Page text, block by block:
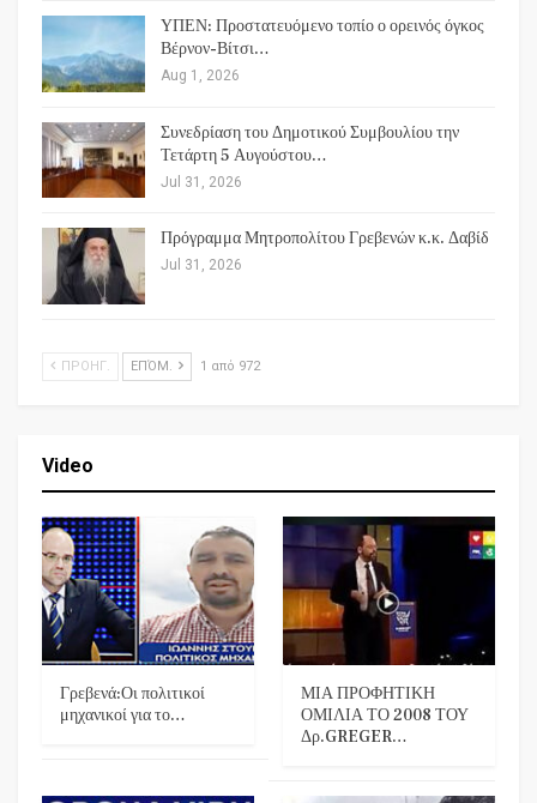
ΥΠΕΝ: Προστατευόμενο τοπίο ο ορεινός όγκος
Βέρνον-Βίτσι…
Aug 1, 2026
Συνεδρίαση του Δημοτικού Συμβουλίου την
Τετάρτη 5 Αυγούστου…
Jul 31, 2026
Πρόγραμμα Μητροπολίτου Γρεβενών κ.κ. Δαβίδ
Jul 31, 2026
ΠΡΟΗΓ. ΕΠΌΜ. 1 από 972
Video
Γρεβενά:Οι πολιτικοί
μηχανικοί για το…
ΜΙΑ ΠΡΟΦΗΤΙΚΗ
ΟΜΙΛΙΑ ΤΟ 2008 ΤΟΥ
Δρ.GREGER…